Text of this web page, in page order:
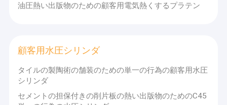
油圧熱い出版物のための顧客用電気熱くするプラテン
顧客用水圧シリンダ
タイルの製陶術の舗装のための単一の行為の顧客用水圧
シリンダ
セメントの担保付きの削片板の熱い出版物のためのC45